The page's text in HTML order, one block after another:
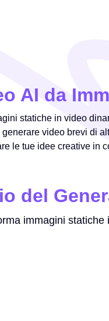
AI da
statiche in video
video brevi di
le tue idee creative in
del
immagini statiche